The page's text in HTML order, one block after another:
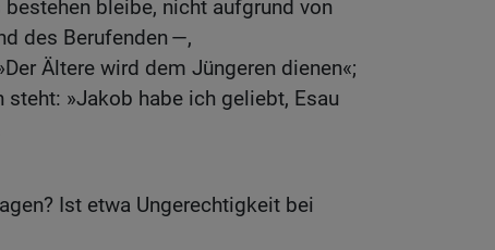
bleibe, nicht aufgrund von
des Berufenden —,
Ältere wird dem Jüngeren dienen«;
steht: »Jakob habe ich geliebt, Esau
Ist etwa Ungerechtigkeit bei